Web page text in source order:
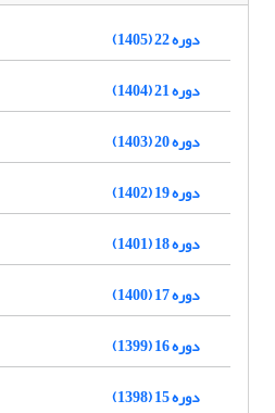
دوره 22 (1405)
دوره 21 (1404)
دوره 20 (1403)
دوره 19 (1402)
دوره 18 (1401)
دوره 17 (1400)
دوره 16 (1399)
دوره 15 (1398)